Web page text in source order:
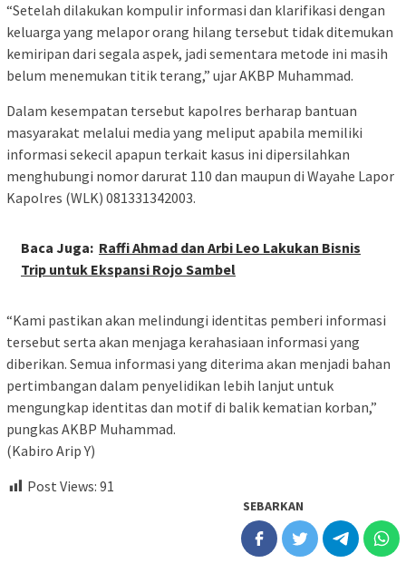
“Setelah dilakukan kompulir informasi dan klarifikasi dengan
keluarga yang melapor orang hilang tersebut tidak ditemukan
kemiripan dari segala aspek, jadi sementara metode ini masih
belum menemukan titik terang,” ujar AKBP Muhammad.
Dalam kesempatan tersebut kapolres berharap bantuan
masyarakat melalui media yang meliput apabila memiliki
informasi sekecil apapun terkait kasus ini dipersilahkan
menghubungi nomor darurat 110 dan maupun di Wayahe Lapor
Kapolres (WLK) 081331342003.
Baca Juga: Raffi Ahmad dan Arbi Leo Lakukan Bisnis
Trip untuk Ekspansi Rojo Sambel
“Kami pastikan akan melindungi identitas pemberi informasi
tersebut serta akan menjaga kerahasiaan informasi yang
diberikan. Semua informasi yang diterima akan menjadi bahan
pertimbangan dalam penyelidikan lebih lanjut untuk
mengungkap identitas dan motif di balik kematian korban,”
pungkas AKBP Muhammad.
(Kabiro Arip Y)
Post Views: 91
SEBARKAN